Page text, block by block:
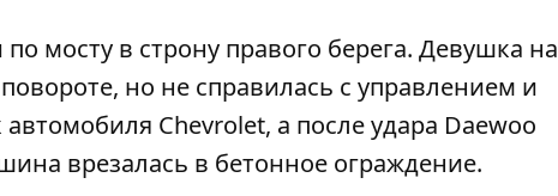
мосту в строну правого берега. Девушка на
но не справилась с управлением и
Chevrolet, а после удара Daewoo
врезалась в бетонное ограждение.